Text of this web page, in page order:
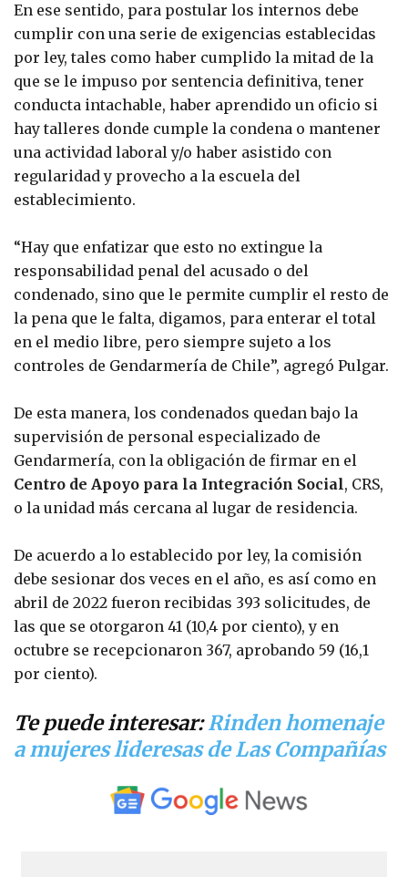
En ese sentido, para postular los internos debe
cumplir con una serie de exigencias establecidas
por ley, tales como haber cumplido la mitad de la
que se le impuso por sentencia definitiva, tener
conducta intachable, haber aprendido un oficio si
hay talleres donde cumple la condena o mantener
una actividad laboral y/o haber asistido con
regularidad y provecho a la escuela del
establecimiento.
“Hay que enfatizar que esto no extingue la
responsabilidad penal del acusado o del
condenado, sino que le permite cumplir el resto de
la pena que le falta, digamos, para enterar el total
en el medio libre, pero siempre sujeto a los
controles de Gendarmería de Chile”, agregó Pulgar.
De esta manera, los condenados quedan bajo la
supervisión de personal especializado de
Gendarmería, con la obligación de firmar en el
Centro de Apoyo para la Integración Social, CRS,
o la unidad más cercana al lugar de residencia.
De acuerdo a lo establecido por ley, la comisión
debe sesionar dos veces en el año, es así como en
abril de 2022 fueron recibidas 393 solicitudes, de
las que se otorgaron 41 (10,4 por ciento), y en
octubre se recepcionaron 367, aprobando 59 (16,1
por ciento).
Te puede interesar:Rinden homenaje
a mujeres lideresas de Las Compañías